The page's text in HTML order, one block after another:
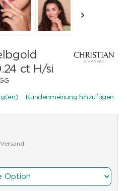
ct H/si
Kundenmeinung hinzufügen